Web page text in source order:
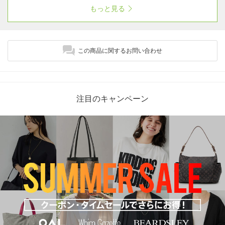
とあなたにあった、気分の上がる下着が見つか
ります！
もっと見る
この商品に関するお問い合わせ
注目のキャンペーン